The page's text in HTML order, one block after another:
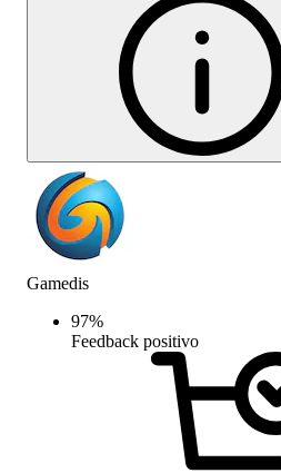
Gamedis
97%
Feedback positivo